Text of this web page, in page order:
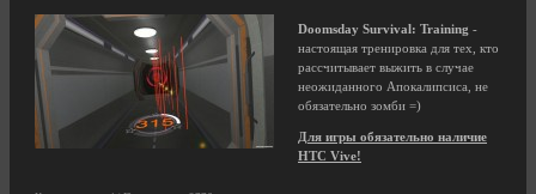
Doomsday Survival: Training -
настоящая тренировка для тех, кто
рассчитывает выжить в случае
неожиданного Апокалипсиса, не
обязательно зомби =)
Для игры обязательно наличие
HTC Vive!